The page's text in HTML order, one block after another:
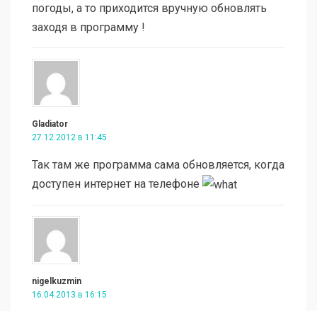
погоды, а то приходится вручную обновлять
заходя в программу !
Gladiator
27.12.2012 в 11:45
Так там же программа сама обновляется, когда
доступен интернет на телефоне
nigelkuzmin
16.04.2013 в 16:15